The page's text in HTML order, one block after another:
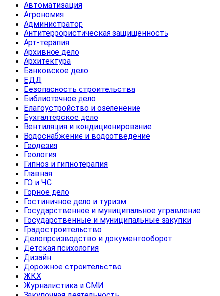
Автоматизация
Агрономия
Администратор
Антитеррористическая защищенность
Арт-терапия
Архивное дело
Архитектура
Банковское дело
БДД
Безопасность строительства
Библиотечное дело
Благоустройство и озеленение
Бухгалтерское дело
Вентиляция и кондиционирование
Водоснабжение и водоотведение
Геодезия
Геология
Гипноз и гипнотерапия
Главная
ГО и ЧС
Горное дело
Гостиничное дело и туризм
Государственное и муниципальное управление
Государственные и муниципальные закупки
Градостроительство
Делопроизводство и документооборот
Детская психология
Дизайн
Дорожное строительство
ЖКХ
Журналистика и СМИ